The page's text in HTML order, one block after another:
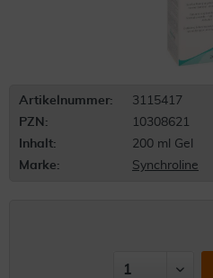
Artikelnummer:
3115417
PZN:
10308621
Inhalt:
200 ml Gel
Marke:
Synchroline